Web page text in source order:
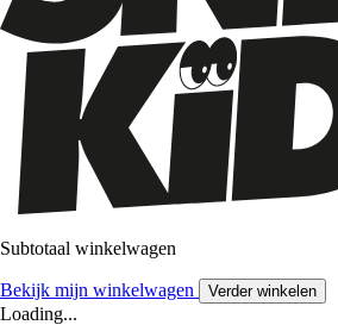
Subtotaal winkelwagen
Bekijk mijn winkelwagen Verder winkelen
Loading...